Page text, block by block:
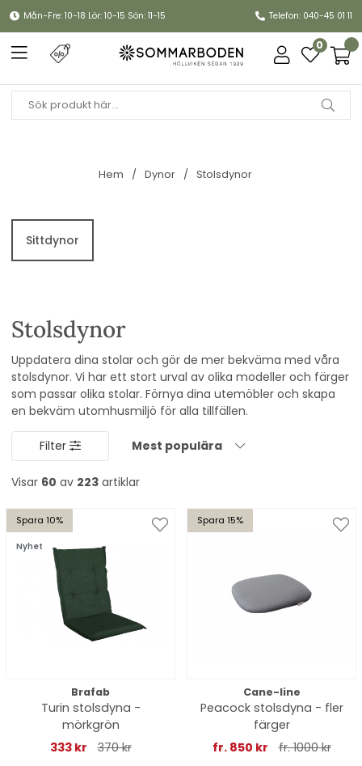
Mån-Fre: 10-18 Lör: 10-15 Sön: 11-15 Telefon: 040-45 01 11
0
Hem Dynor Stolsdynor
Sittdynor
Stolsdynor
Uppdatera dina stolar och gör de mer bekväma med våra
stolsdynor. Vi har ett stort urval av olika modeller och färger
som passar olika stolar. Förnya dina utemöbler och skapa
en bekväm utomhusmiljö för alla tillfällen.
Filter Mest populära
Visar 60 av 223 artiklar
Spara 10%
Nyhet
Brafab
Turin stolsdyna -
mörkgrön
333 kr
370 kr
Spara 15%
Cane-line
Peacock stolsdyna - fler
färger
fr. 850 kr
fr. 1000 kr